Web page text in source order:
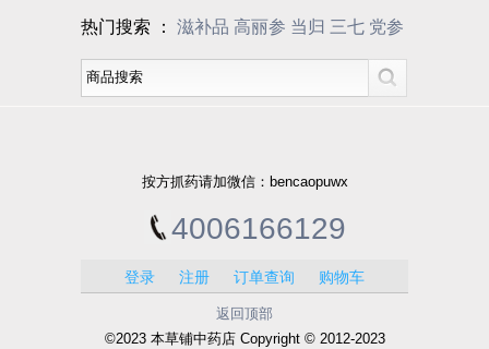
热门搜索 ： 滋补品 高丽参 当归 三七 党参
按方抓药请加微信：bencaopuwx
4006166129
登录 注册 订单查询 购物车
返回顶部
©2023 本草铺中药店 Copyright © 2012-2023